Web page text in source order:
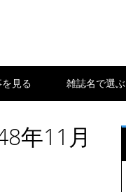
見る 雑誌名で選ぶ
年11月